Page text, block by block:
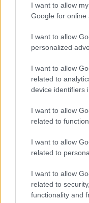
I want to allow
Google for online
I want to allow
personalized
I want to allow
related to
device identifiers
I want to allow
related to
I want to allow
related to
I want to allow
related to
functionality and
Οι πρώην
προστασίας ή
παιδικής
υπερβεί το 18ο
πρέπει μαζί με
Βεβαίωση της
στην οποία
αποδείξει τη
υποψηφίων θα
καταληκτική
(30η Ιουνίου
κλήρωσης.
Σπουδές στο